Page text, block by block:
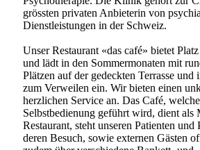
Aus- und Fortbildungsmöglichkeiten
sind Ausbildungsklinik für
dipl. Pflegefachpersonen HF,
Gesundheit (FAGE), Lehrlinge und
diverser Berufe und weisen eine
Anbindug auf.